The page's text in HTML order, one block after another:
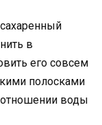
в
его совсем
полосками
воды